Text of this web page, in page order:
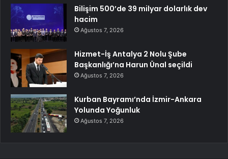
Bilişim 500’de 39 milyar dolarlık dev
hacim
Ağustos 7, 2026
Hizmet-İş Antalya 2 Nolu Şube
Başkanlığı’na Harun Ünal seçildi
Ağustos 7, 2026
Kurban Bayramı’nda İzmir-Ankara
Yolunda Yoğunluk
Ağustos 7, 2026